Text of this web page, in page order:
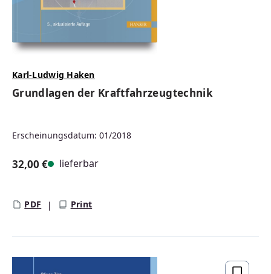
Karl-Ludwig Haken
Grundlagen der Kraftfahrzeugtechnik
Erscheinungsdatum: 01/2018
32,00 € lieferbar
PDF Print